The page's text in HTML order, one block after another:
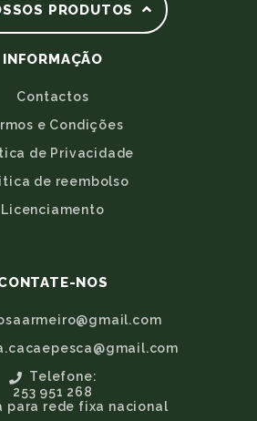
PRODUTOS
INFORMAÇÃO
Contactos
e Condições
de Privacidade
de reembolso
Licenciamento
NOS
Telefone:
253 951 268
para rede fixa nacional